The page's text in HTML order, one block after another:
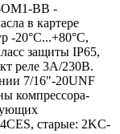
OM1-BB -
в картере
-20°C...+80°C,
защиты IP65,
реле 3А/230В.
7/16"-20UNF
компрессора-
старые: 2KC-